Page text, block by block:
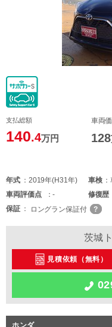
支払総額
140.4万円
車両
128
年式 2019年(H31年) 車検
車両評価点 - 修復歴
保証
ロングラン保証付
茨城
見積依頼（無料）
ホンダ